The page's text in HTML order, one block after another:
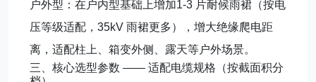
户外型 ：在户内型基础上增加1-3 片耐候雨裙 （按电
压等级适配，35kV 雨裙更多），增大绝缘爬电距
离，适配柱上、箱变外侧、露天等户外场景。
三、核心选型参数 —— 适配电缆规格（按截面积分